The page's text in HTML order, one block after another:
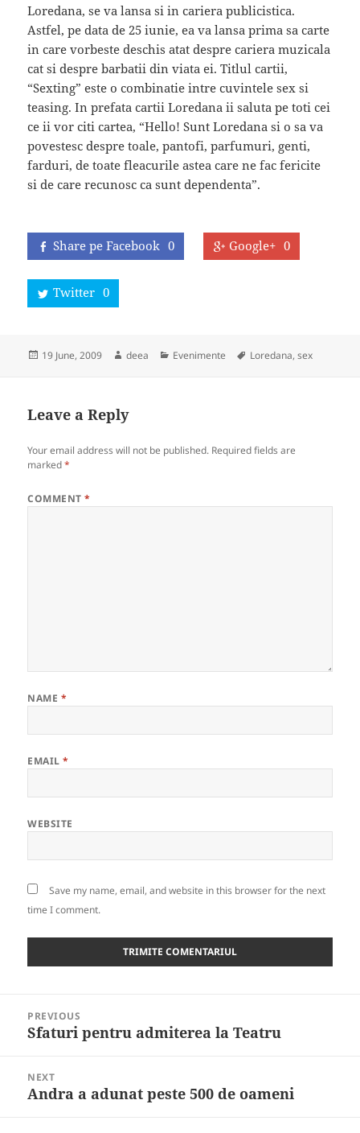
Loredana, se va lansa si in cariera publicistica.
Astfel, pe data de 25 iunie, ea va lansa prima sa carte
in care vorbeste deschis atat despre cariera muzicala
cat si despre barbatii din viata ei. Titlul cartii,
“Sexting” este o combinatie intre cuvintele sex si
teasing. In prefata cartii Loredana ii saluta pe toti cei
ce ii vor citi cartea, “Hello! Sunt Loredana si o sa va
povestesc despre toale, pantofi, parfumuri, genti,
farduri, de toate fleacurile astea care ne fac fericite
si de care recunosc ca sunt dependenta”.
Share pe Facebook 0 Google+ 0
Twitter 0
Posted
19 June, 2009 Author
deea Categories
Evenimente Tags
Loredana,sex
Leave a Reply
Your email address will not be published. Required fields are
marked*
COMMENT*
NAME *
EMAIL*
WEBSITE
Save my name, email, and website in this browser for the next
time I comment.
navigation
PREVIOUS
Previous
Sfaturi pentru admiterea la Teatru
NEXT
Next
Andra a adunat peste 500 de oameni